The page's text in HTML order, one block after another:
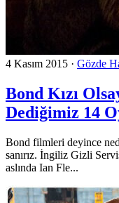
4 Kasım 2015 · Gözde
Bond Kızı
Dediğimiz 14
Bond filmleri deyince
sanırız. İngiliz Gizli
aslında Ian Fle...